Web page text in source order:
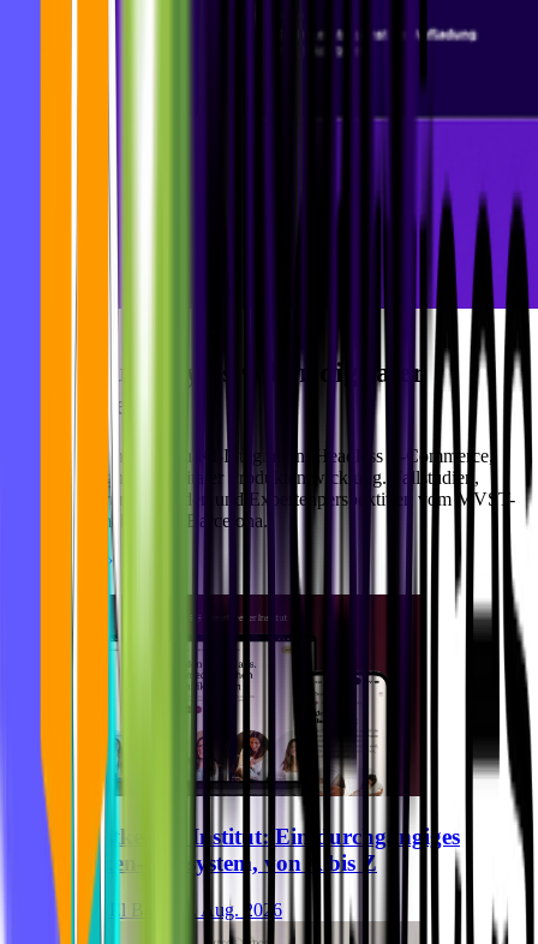
Bits und Bytes voller digitaler
Einblicke.
Praxisnahe Einblicke zu KI-Integration, Headless E-Commerce,
UX/UI-Design und digitaler Produktentwicklung. Fallstudien,
Implementierungsleitfäden und Expertenperspektiven vom MVST-
Team in München und Barcelona.
Breastkeeper Institut: Ein durchgängiges
Marken-Ökosystem, von A bis Z
Ghida El Badri 07. Aug. 2026